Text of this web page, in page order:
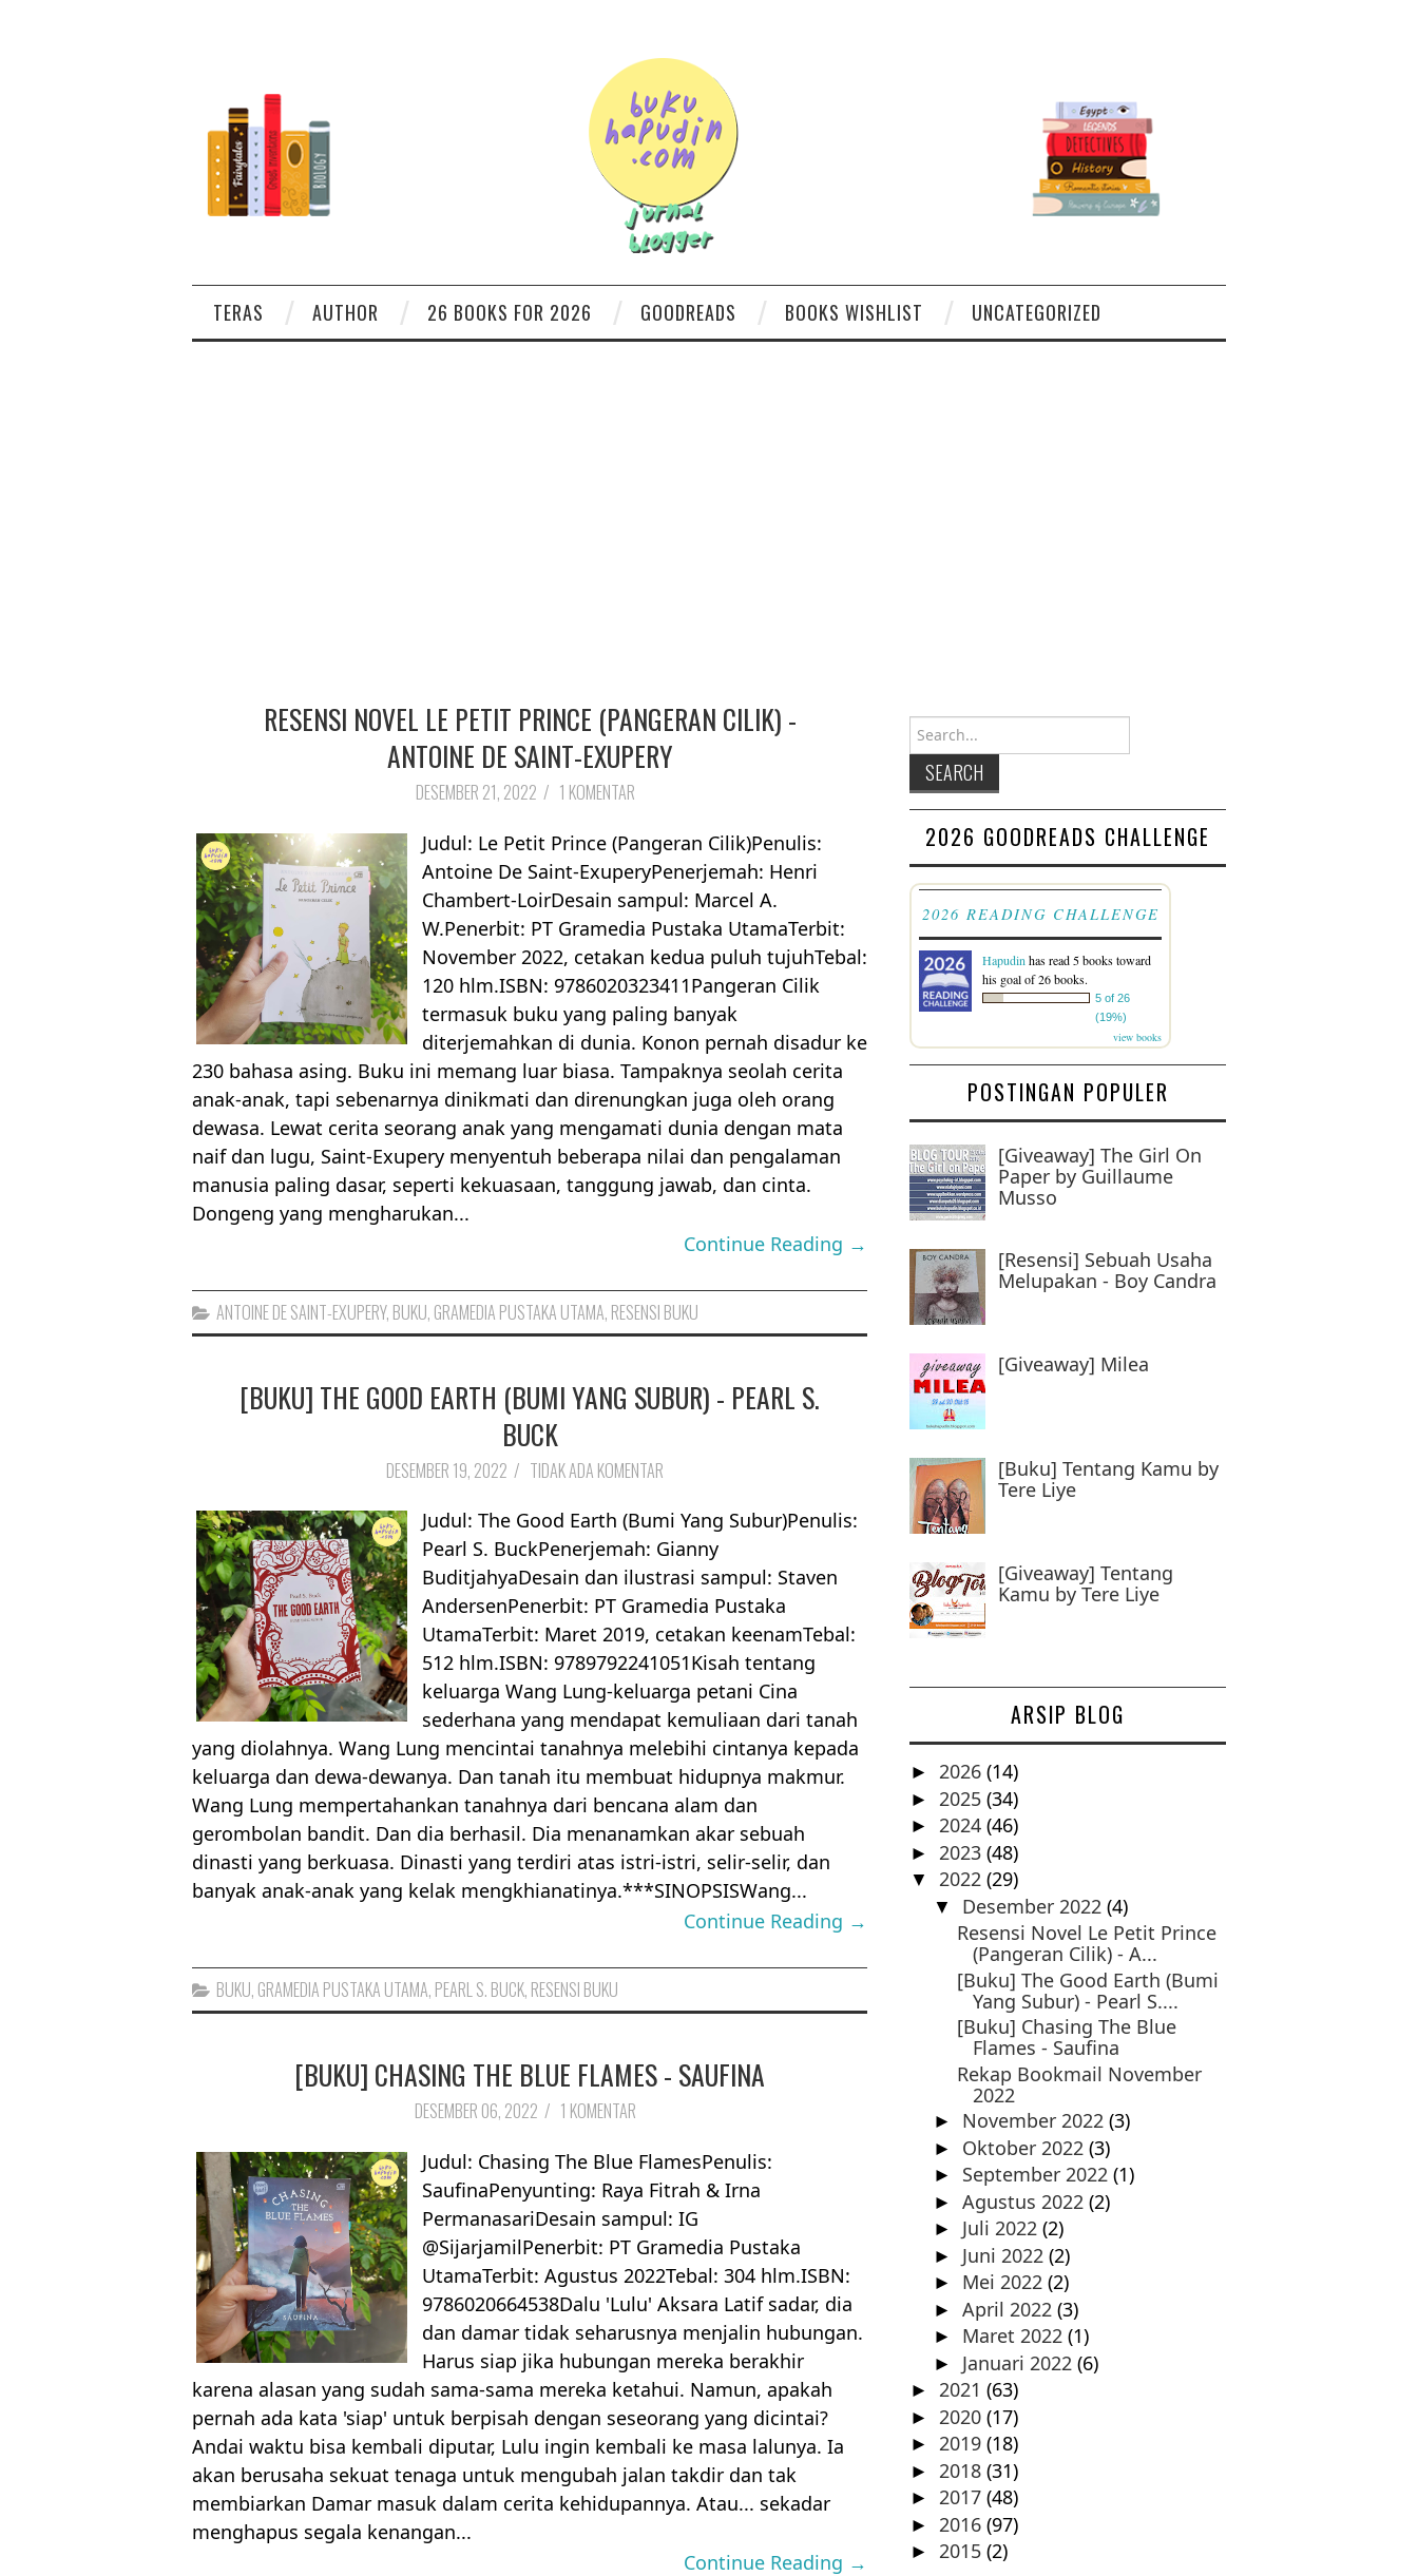
TERAS AUTHOR 26 BOOKS FOR 2026 GOODREADS BOOKS WISHLIST UNCATEGORIZED
RESENSI NOVEL LE PETIT PRINCE (PANGERAN CILIK) -
ANTOINE DE SAINT-EXUPERY
DESEMBER 21, 2022 / 1 KOMENTAR
Judul: Le Petit Prince (Pangeran Cilik)Penulis:
Antoine De Saint-ExuperyPenerjemah: Henri
Chambert-LoirDesain sampul: Marcel A.
W.Penerbit: PT Gramedia Pustaka UtamaTerbit:
November 2022, cetakan kedua puluh tujuhTebal:
120 hlm.ISBN: 9786020323411Pangeran Cilik
termasuk buku yang paling banyak
diterjemahkan di dunia. Konon pernah disadur ke
230 bahasa asing. Buku ini memang luar biasa. Tampaknya seolah cerita
anak-anak, tapi sebenarnya dinikmati dan direnungkan juga oleh orang
dewasa. Lewat cerita seorang anak yang mengamati dunia dengan mata
naif dan lugu, Saint-Exupery menyentuh beberapa nilai dan pengalaman
manusia paling dasar, seperti kekuasaan, tanggung jawab, dan cinta.
Dongeng yang mengharukan...
Continue Reading →
ANTOINE DE SAINT-EXUPERY, BUKU, GRAMEDIA PUSTAKA UTAMA, RESENSI BUKU
[BUKU] THE GOOD EARTH (BUMI YANG SUBUR) - PEARL S.
BUCK
DESEMBER 19, 2022 / TIDAK ADA KOMENTAR
Judul: The Good Earth (Bumi Yang Subur)Penulis:
Pearl S. BuckPenerjemah: Gianny
BuditjahyaDesain dan ilustrasi sampul: Staven
AndersenPenerbit: PT Gramedia Pustaka
UtamaTerbit: Maret 2019, cetakan keenamTebal:
512 hlm.ISBN: 9789792241051Kisah tentang
keluarga Wang Lung-keluarga petani Cina
sederhana yang mendapat kemuliaan dari tanah
yang diolahnya. Wang Lung mencintai tanahnya melebihi cintanya kepada
keluarga dan dewa-dewanya. Dan tanah itu membuat hidupnya makmur.
Wang Lung mempertahankan tanahnya dari bencana alam dan
gerombolan bandit. Dan dia berhasil. Dia menanamkan akar sebuah
dinasti yang berkuasa. Dinasti yang terdiri atas istri-istri, selir-selir, dan
banyak anak-anak yang kelak mengkhianatinya.***SINOPSISWang...
Continue Reading →
BUKU, GRAMEDIA PUSTAKA UTAMA, PEARL S. BUCK, RESENSI BUKU
[BUKU] CHASING THE BLUE FLAMES - SAUFINA
DESEMBER 06, 2022 / 1 KOMENTAR
Judul: Chasing The Blue FlamesPenulis:
SaufinaPenyunting: Raya Fitrah & Irna
PermanasariDesain sampul: IG
@SijarjamilPenerbit: PT Gramedia Pustaka
UtamaTerbit: Agustus 2022Tebal: 304 hlm.ISBN:
9786020664538Dalu 'Lulu' Aksara Latif sadar, dia
dan damar tidak seharusnya menjalin hubungan.
Harus siap jika hubungan mereka berakhir
karena alasan yang sudah sama-sama mereka ketahui. Namun, apakah
pernah ada kata 'siap' untuk berpisah dengan seseorang yang dicintai?
Andai waktu bisa kembali diputar, Lulu ingin kembali ke masa lalunya. Ia
akan berusaha sekuat tenaga untuk mengubah jalan takdir dan tak
membiarkan Damar masuk dalam cerita kehidupannya. Atau... sekadar
menghapus segala kenangan...
Continue Reading →
Search for:
2026 GOODREADS CHALLENGE
2026 READING CHALLENGE
Hapudin has read 5 books toward
his goal of 26 books.
5 of 26
(19%)
view books
POSTINGAN POPULER
[Giveaway] The Girl On
Paper by Guillaume
Musso
[Resensi] Sebuah Usaha
Melupakan - Boy Candra
[Giveaway] Milea
[Buku] Tentang Kamu by
Tere Liye
[Giveaway] Tentang
Kamu by Tere Liye
ARSIP BLOG
► 2026 (14)
► 2025 (34)
► 2024 (46)
► 2023 (48)
▼ 2022 (29)
▼ Desember 2022 (4)
Resensi Novel Le Petit Prince
(Pangeran Cilik) - A...
[Buku] The Good Earth (Bumi
Yang Subur) - Pearl S....
[Buku] Chasing The Blue
Flames - Saufina
Rekap Bookmail November
2022
► November 2022 (3)
► Oktober 2022 (3)
► September 2022 (1)
► Agustus 2022 (2)
► Juli 2022 (2)
► Juni 2022 (2)
► Mei 2022 (2)
► April 2022 (3)
► Maret 2022 (1)
► Januari 2022 (6)
► 2021 (63)
► 2020 (17)
► 2019 (18)
► 2018 (31)
► 2017 (48)
► 2016 (97)
► 2015 (2)